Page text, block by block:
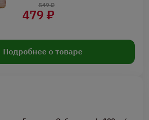
479 ₽
549 ₽
Подробнее о товаре